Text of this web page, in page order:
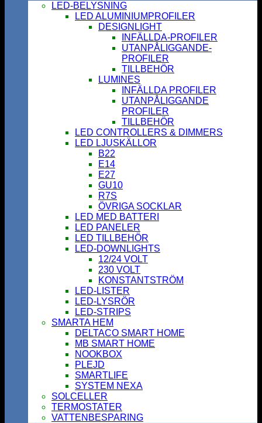
LED-BELYSNING
LED ALUMINIUMPROFILER
DESIGNLIGHT
INFÄLLDA-PROFILER
UTANPÅLIGGANDE-
PROFILER
TILLBEHÖR
LUMINES
INFÄLLDA PROFILER
UTANPÅLIGGANDE
PROFILER
TILLBEHÖR
LED CONTROLLERS & DIMMERS
LED LJUSKÄLLOR
B22
E14
E27
GU10
R7S
ÖVRIGA SOCKLAR
LED MED BATTERI
LED PANELER
LED TILLBEHÖR
LED-DOWNLIGHTS
12/24 VOLT
230 VOLT
KONSTANTSTRÖM
LED-LISTER
LED-LYSRÖR
LED-STRIPS
SMARTA HEM
DELTACO SMART HOME
MB SMART HOME
NOOKBOX
PLEJD
SMARTLIFE
SYSTEM NEXA
SOLCELLER
TERMOSTATER
VATTENBESPARING